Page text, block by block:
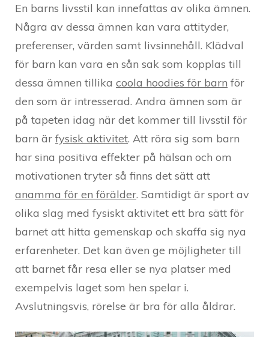
En barns livsstil kan innefattas av olika ämnen.
Några av dessa ämnen kan vara attityder,
preferenser, värden samt livsinnehåll. Klädval
för barn kan vara en sån sak som kopplas till
dessa ämnen tillika coola hoodies för barn för
den som är intresserad. Andra ämnen som är
på tapeten idag när det kommer till livsstil för
barn är fysisk aktivitet. Att röra sig som barn
har sina positiva effekter på hälsan och om
motivationen tryter så finns det sätt att
anamma för en förälder. Samtidigt är sport av
olika slag med fysiskt aktivitet ett bra sätt för
barnet att hitta gemenskap och skaffa sig nya
erfarenheter. Det kan även ge möjligheter till
att barnet får resa eller se nya platser med
exempelvis laget som hen spelar i.
Avslutningsvis, rörelse är bra för alla åldrar.